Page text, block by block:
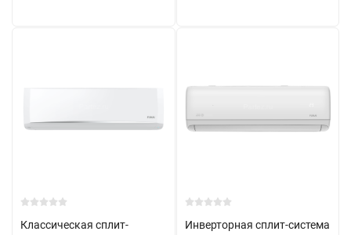
Классическая сплит-
Инверторная сплит-система